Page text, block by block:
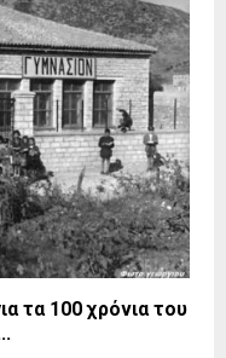
τα 100 χρόνια του